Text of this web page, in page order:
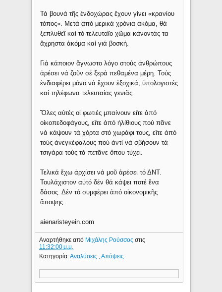
Τά βουνά τῆς ἐνδοχώρας ἔχουν γίνει «κρανίου
τόπος». Μετά ἀπό μερικά χρόνια ἀκόμα, θά
ξεπλυθεῖ καί τό τελευταῖο χῶμα κάνοντάς τα
ἄχρηστα ἀκόμα καί γιά βοσκή.
Γιά κάποιον ἄγνωστο λόγο στούς ἀνθρώπους
ἀρέσει νά ζοῦν σέ ξερά πεθαμένα μέρη. Τούς
ἐνδιαφέρει μόνο νά ἔχουν ἐξοχικά, ὑπολογιστές
καί τηλέφωνα τελευταίας γενιᾶς.
Ὅλες αὐτές οἱ φωτιές μπαίνουν εἴτε ἀπό
οἰκοπεδοφάγους, εἴτε ἀπό ἠλίθιους πού πᾶνε
νά κάψουν τά χόρτα στό χωράφι τους, εἴτε ἀπό
τούς ἀνεγκέφαλους πού ἀντί νά σβήσουν τά
τσιγάρα τούς τά πετᾶνε ὅπου τύχει.
Τελικά ἔχω ἀρχίσει νά μοῦ ἀρέσει τό ΔΝΤ.
Τουλάχιστον αὐτό δέν θά κάψει ποτέ ἕνα
δάσος. Δέν τό συμφέρει ἀπό οἰκονομικῆς
ἄποψης.
aienaristeyein.com
Αναρτήθηκε από Μιχάλης Ρούσσοςστις
11:32:00 μ.μ.
Κατηγορία:Αναλύσεις ,Απόψεις